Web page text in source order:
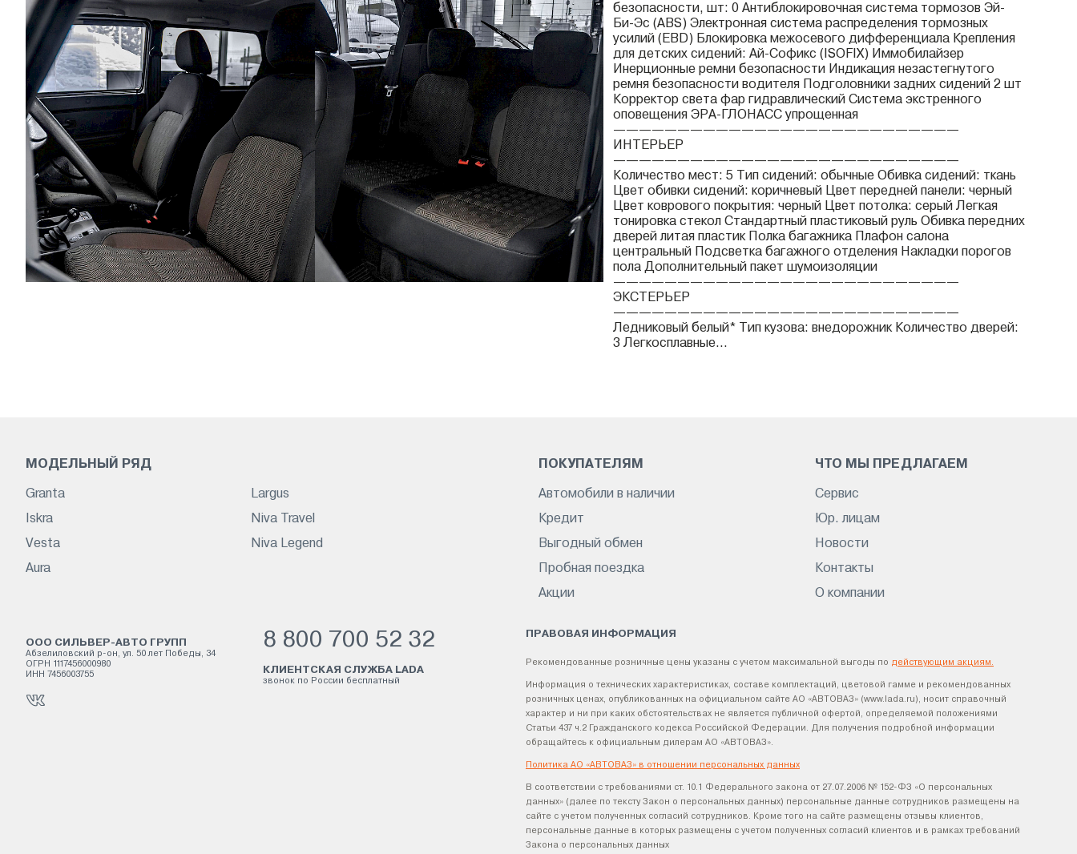
безопасности, шт: 0 Антиблокировочная система тормозов Эй-
Би-Эс (ABS) Электронная система распределения тормозных
усилий (EBD) Блокировка межосевого дифференциала Крепления
для детских сидений: Ай-Софикс (ISOFIX) Иммобилайзер
Инерционные ремни безопасности Индикация незастегнутого
ремня безопасности водителя Подголовники задних сидений 2 шт
Корректор света фар гидравлический Система экстренного
оповещения ЭРА-ГЛОНАСС упрощенная
———————————————————————————
ИНТЕРЬЕР
———————————————————————————
Количество мест: 5 Тип сидений: обычные Обивка сидений: ткань
Цвет обивки сидений: коричневый Цвет передней панели: черный
Цвет коврового покрытия: черный Цвет потолка: серый Легкая
тонировка стекол Стандартный пластиковый руль Обивка передних
дверей литая пластик Полка багажника Плафон салона
центральный Подсветка багажного отделения Накладки порогов
пола Дополнительный пакет шумоизоляции
———————————————————————————
ЭКСТЕРЬЕР
———————————————————————————
Ледниковый белый* Тип кузова: внедорожник Количество дверей:
3 Легкосплавные...
МОДЕЛЬНЫЙ РЯД
Granta
Iskra
Vesta
Aura
Largus
Niva Travel
Niva Legend
ПОКУПАТЕЛЯМ
Автомобили в наличии
Кредит
Выгодный обмен
Пробная поездка
Акции
ЧТО МЫ ПРЕДЛАГАЕМ
Сервис
Юр. лицам
Новости
Контакты
О компании
ООО СИЛЬВЕР-АВТО ГРУПП
Абзелиловский р-он, ул. 50 лет Победы, 34
ОГРН 1117456000980
ИНН 7456003755
8 800 700 52 32
КЛИЕНТСКАЯ СЛУЖБА LADA
звонок по России бесплатный
ПРАВОВАЯ ИНФОРМАЦИЯ
Рекомендованные розничные цены указаны с учетом максимальной выгоды по действующим акциям.
Информация о технических характеристиках, составе комплектаций, цветовой гамме и рекомендованных
розничных ценах, опубликованных на официальном сайте АО «АВТОВАЗ» (www.lada.ru), носит справочный
характер и ни при каких обстоятельствах не является публичной офертой, определяемой положениями
Статьи 437 ч.2 Гражданского кодекса Российской Федерации. Для получения подробной информации
обращайтесь к официальным дилерам АО «АВТОВАЗ».
Политика АО «АВТОВАЗ» в отношении персональных данных
В соответствии с требованиями ст. 10.1 Федерального закона от 27.07.2006 № 152-ФЗ «О персональных
данных» (далее по тексту Закон о персональных данных) персональные данные сотрудников размещены на
сайте с учетом полученных согласий сотрудников. Кроме того на сайте размещены отзывы клиентов,
персональные данные в которых размещены с учетом полученных согласий клиентов и в рамках требований
Закона о персональных данных